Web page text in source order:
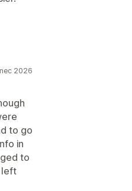
2026
to go
in
to
left